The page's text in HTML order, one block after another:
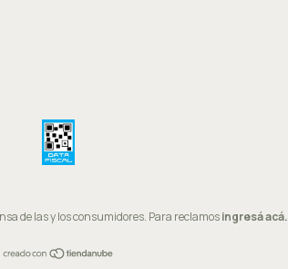
de las y los consumidores. Para reclamos ingresá acá.